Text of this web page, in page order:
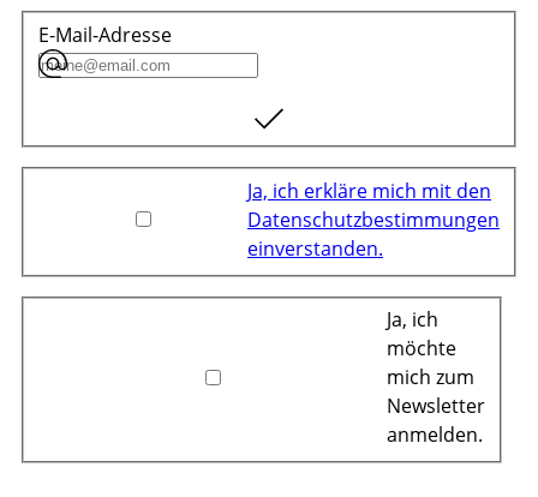
E-Mail-Adresse
Ja, ich erkläre mich mit den
Datenschutzbestimmungen
einverstanden.
Ja, ich
möchte
mich zum
Newsletter
anmelden.